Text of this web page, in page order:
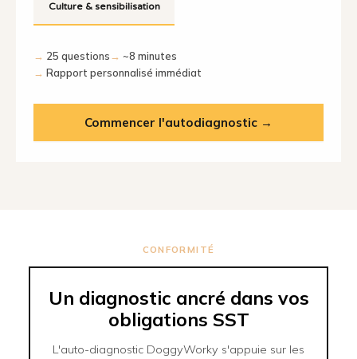
Culture & sensibilisation
25 questions
~8 minutes
Rapport personnalisé immédiat
Commencer l'autodiagnostic →
CONFORMITÉ
Un diagnostic ancré dans vos
obligations SST
L'auto-diagnostic DoggyWorky s'appuie sur les